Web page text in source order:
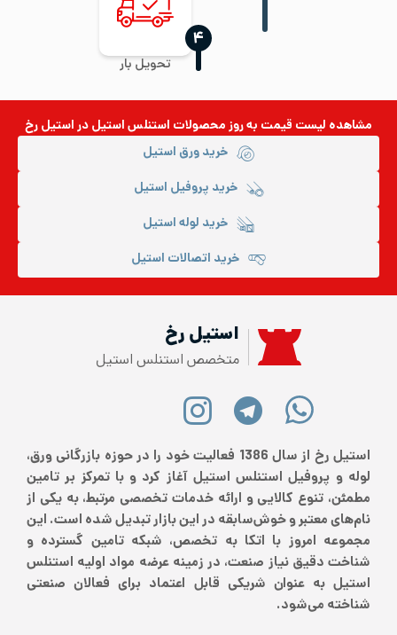
تحویل بار
‍۴
مشاهده لیست قیمت به روزمحصولات استنلس استیلدر استیل رخ
خرید ورق استیل
خرید پروفیل استیل
خرید لوله استیل
خرید اتصالات استیل
استیل رخ
متخصص استنلس استیل
استیل رخ از سال 1386 فعالیت خود را در حوزه بازرگانی ورق،
لوله و پروفیل استنلس استیل آغاز کرد و با تمرکز بر تامین
مطمئن، تنوع کالایی و ارائه خدمات تخصصی مرتبط، به یکی از
نام‌های معتبر و خوش‌سابقه در این بازار تبدیل شده است. این
مجموعه امروز با اتکا به تخصص، شبکه تامین گسترده و
شناخت دقیق نیاز صنعت، در زمینه عرضه مواد اولیه استنلس
استیل به عنوان شریکی قابل اعتماد برای فعالان صنعتی
شناخته می‌شود.